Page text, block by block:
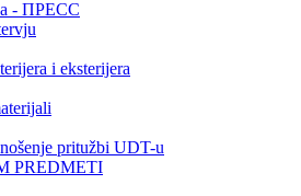
- ПРЕСC
i eksterijera
pritužbi UDT-u
PREDMETI